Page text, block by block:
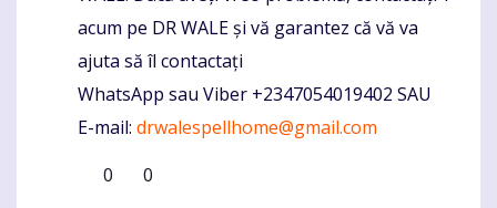
acum pe DR WALE și vă garantez că vă va
ajuta să îl contactați
WhatsApp sau Viber +2347054019402 SAU
E-mail: drwalespellhome@gmail.com
0
0